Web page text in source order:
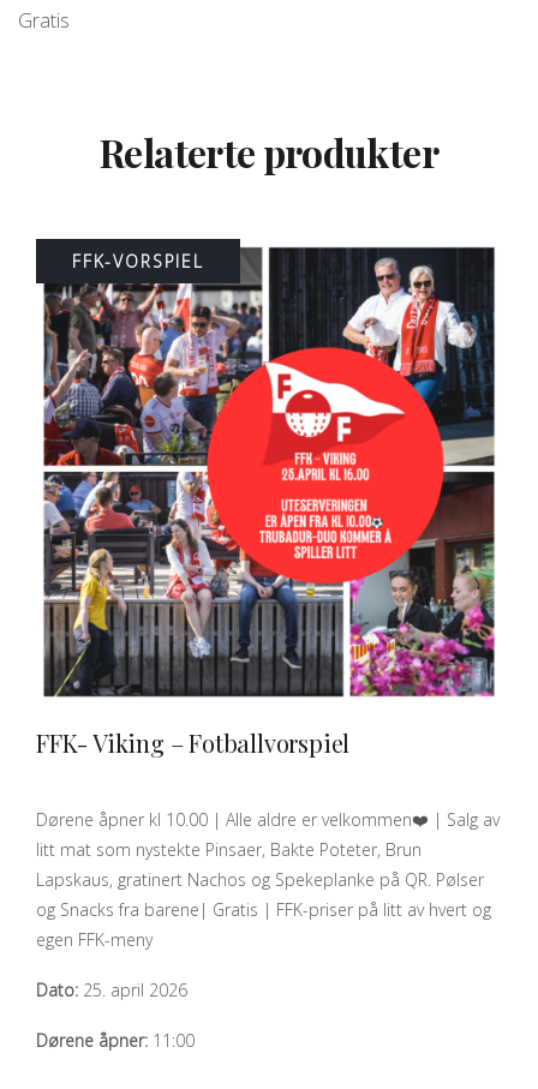
Gratis
Relaterte produkter
FFK-VORSPIEL
QUICK VIEW
FFK- Viking – Fotballvorspiel
Dørene åpner kl 10.00 | Alle aldre er velkommen❤️ | Salg av
litt mat som nystekte Pinsaer, Bakte Poteter, Brun
Lapskaus, gratinert Nachos og Spekeplanke på QR. Pølser
og Snacks fra barene| Gratis | FFK-priser på litt av hvert og
egen FFK-meny
Dato: 25. april 2026
Dørene åpner: 11:00